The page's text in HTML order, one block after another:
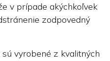
v prípade akýchkoľvek
zodpovedný
sú vyrobené z kvalitných